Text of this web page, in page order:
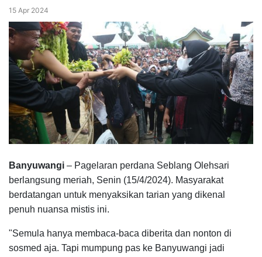
15 Apr 2024
Banyuwangi – Pagelaran perdana Seblang Olehsari
berlangsung meriah, Senin (15/4/2024). Masyarakat
berdatangan untuk menyaksikan tarian yang dikenal
penuh nuansa mistis ini.
"Semula hanya membaca-baca diberita dan nonton di
sosmed aja. Tapi mumpung pas ke Banyuwangi jadi